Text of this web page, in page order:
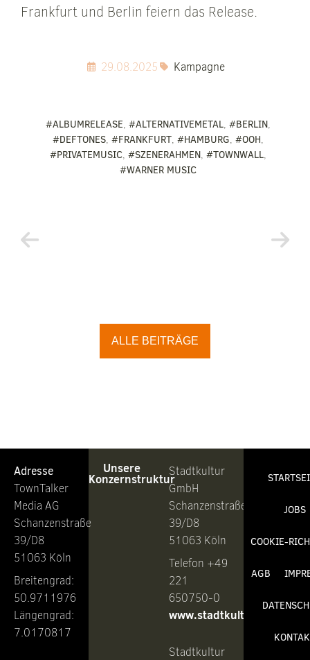
Frankfurt und Berlin feiern das Release.
29.08.2025 Kampagne
#ALBUMRELEASE,#ALTERNATIVEMETAL,#BERLIN,
#DEFTONES,#FRANKFURT,#HAMBURG,#OOH,
#PRIVATEMUSIC,#SZENERAHMEN,#TOWNWALL,
#WARNER MUSIC
ALLE BEITRÄGE
Adresse
TownTalker
Media AG
Schanzenstraße
39/D8
51063 Köln
Breitengrad:
50.9711976
Längengrad:
7.0170817
Unsere
Konzernstruktur
Stadtkultur
GmbH
Schanzenstraße
39/D8
51063 Köln
Telefon +49
221
650750-0
www.stadtkultur.de
Stadtkultur
JOBS
COOKIE-
AGB